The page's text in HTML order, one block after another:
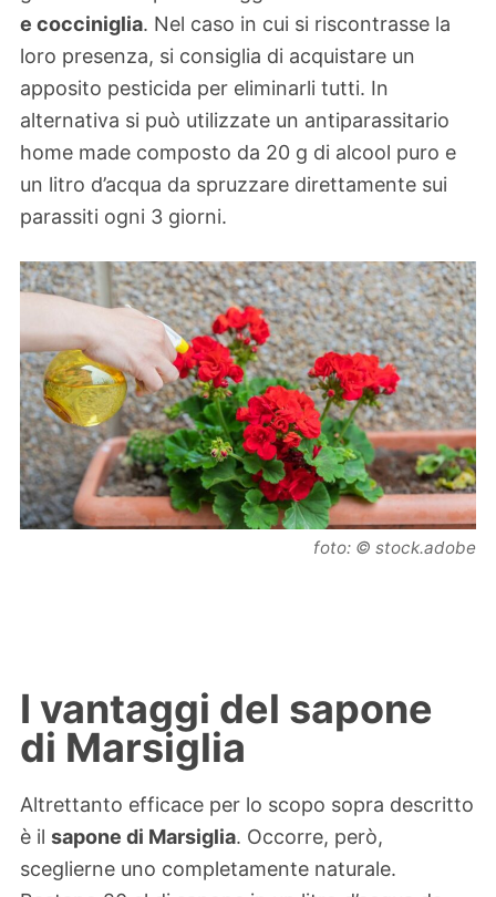
e cocciniglia. Nel caso in cui si riscontrasse la
loro presenza, si consiglia di acquistare un
apposito pesticida per eliminarli tutti. In
alternativa si può utilizzate un antiparassitario
home made composto da 20 g di alcool puro e
un litro d’acqua da spruzzare direttamente sui
parassiti ogni 3 giorni.
foto: © stock.adobe
I vantaggi del sapone
di Marsiglia
Altrettanto efficace per lo scopo sopra descritto
è il sapone di Marsiglia. Occorre, però,
sceglierne uno completamente naturale.